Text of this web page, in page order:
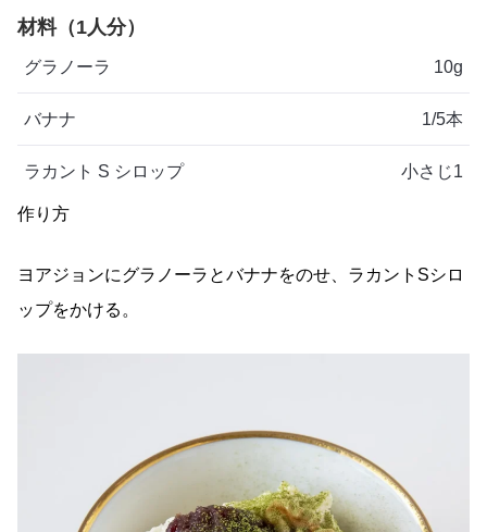
材料（1人分）
グラノーラ 10g
バナナ 1/5本
ラカント S シロップ 小さじ1
作り方
ヨアジョンにグラノーラとバナナをのせ、ラカントSシロ
ップをかける。